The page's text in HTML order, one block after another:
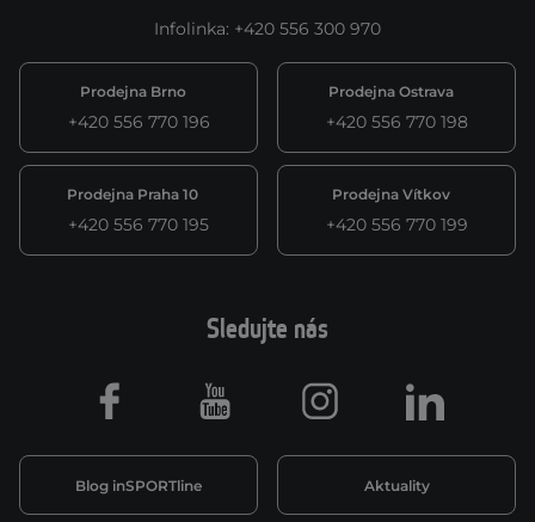
Infolinka: +420 556 300 970
Prodejna Brno
+420 556 770 196
Prodejna Ostrava
+420 556 770 198
Prodejna Praha 10
+420 556 770 195
Prodejna Vítkov
+420 556 770 199
Sledujte nás
Blog inSPORTline Aktuality
Facebook Youtube Instagram LinkedIn